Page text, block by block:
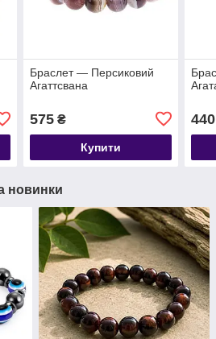
Браслет — Персиковий
Агаттсвана
575₴
Купити
440
новинки